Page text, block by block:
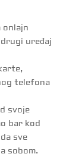
onlajn
uređaj
telefona
svoje
bar kod
sve
sobom.